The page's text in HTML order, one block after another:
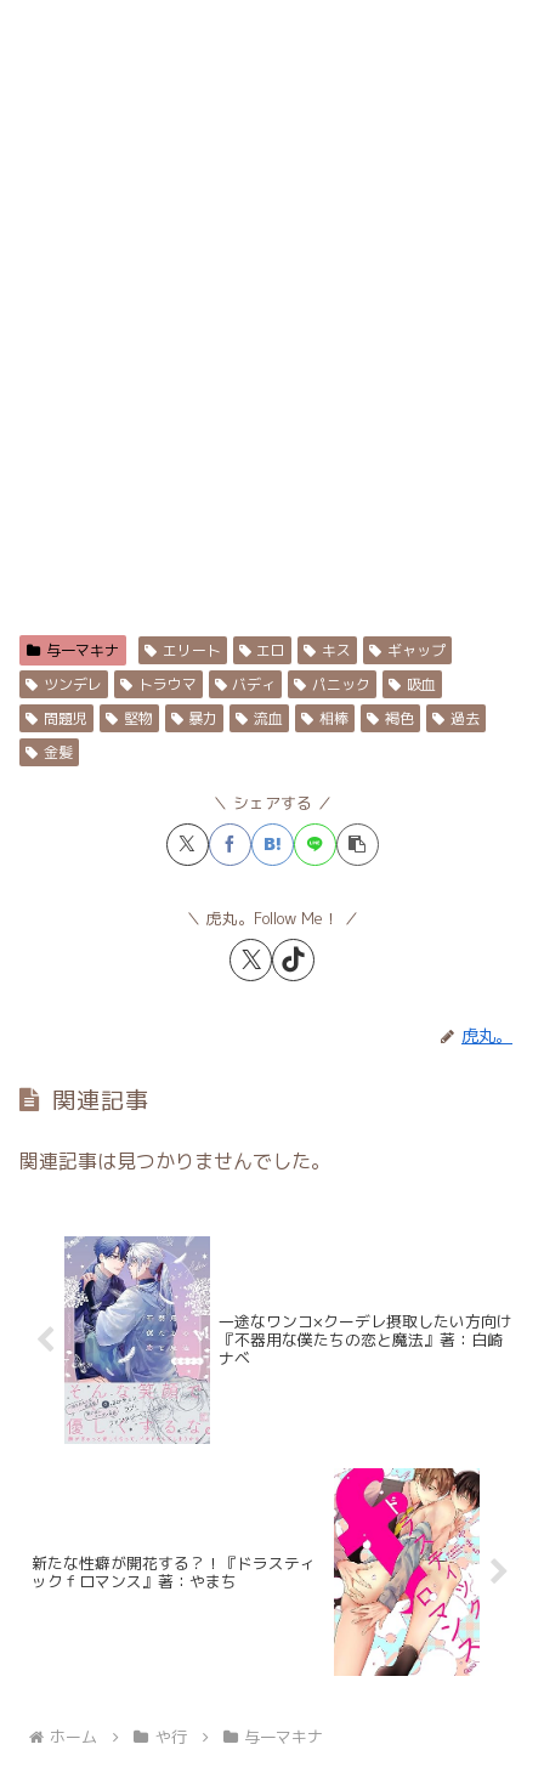
与一マキナ エリート エロ キス
ギャップ
ツンデレ
トラウマ バディ パニック
吸血
問題児
堅物 暴力 流血 相棒 褐色
過去
金髪
シェアする
虎丸。Follow Me！
虎丸。
関連記事
関連記事は見つかりませんでした。
一途なワンコ×クーデレ摂取したい方向け
『不器用な僕たちの恋と魔法』著：白崎
ナベ
新たな性癖が開花する？！『ドラスティ
ックｆロマンス』著：やまち
ホーム や行 与一マキナ